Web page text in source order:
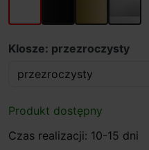
Klosze: przezroczysty
Produkt dostępny
Czas realizacji: 10-15 dni